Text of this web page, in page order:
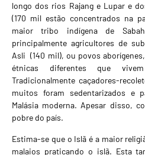
longo dos rios Rajang e Lupar e
(170 mil estão concentrados na
maior tribo indígena de
principalmente agricultores de
Asli (140 mil), ou povos
étnicas diferentes que
Tradicionalmente caçadores-
muitos foram sedentarizados e
Malásia moderna. Apesar disso,
pobre do país.
Estima-se que o Islã é a maior
malaios praticando o islã. Esta